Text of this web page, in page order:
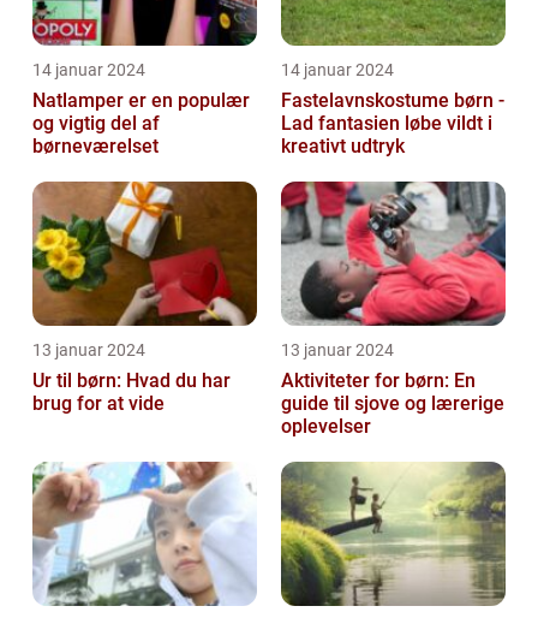
14 januar 2024
Natlamper er en populær
og vigtig del af
børneværelset
14 januar 2024
Fastelavnskostume børn -
Lad fantasien løbe vildt i
kreativt udtryk
13 januar 2024
Ur til børn: Hvad du har
brug for at vide
13 januar 2024
Aktiviteter for børn: En
guide til sjove og lærerige
oplevelser